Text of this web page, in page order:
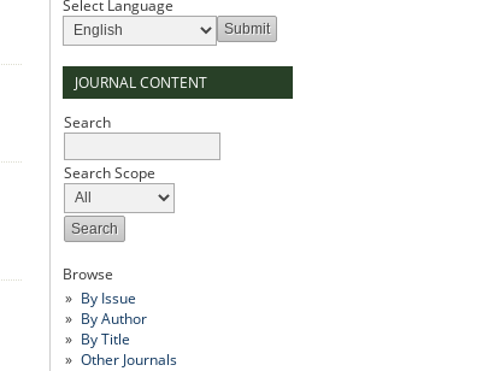
Select Language
JOURNAL CONTENT
Search
Search Scope
Browse
By Issue
By Author
By Title
Other Journals